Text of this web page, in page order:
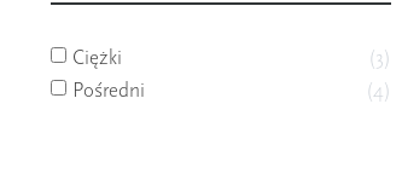
Ciężki
3
Pośredni
4